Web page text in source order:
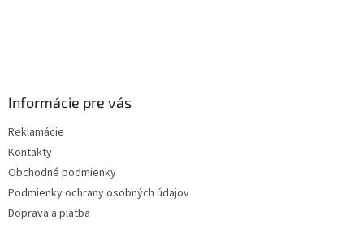
Informácie pre vás
Reklamácie
Kontakty
Obchodné podmienky
Podmienky ochrany osobných údajov
Doprava a platba